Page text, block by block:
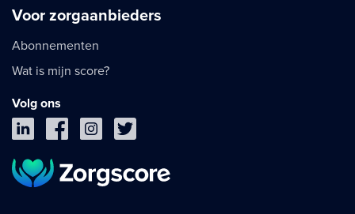
Voor zorgaanbieders
Abonnementen
Wat is mijn score?
Volg ons